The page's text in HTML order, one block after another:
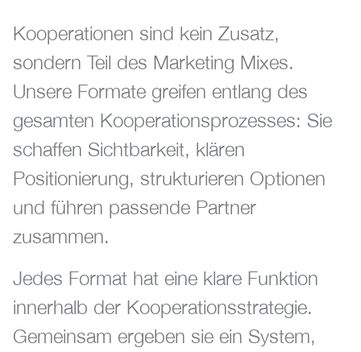
Kooperationen sind kein Zusatz,
sondern Teil des Marketing Mixes.
Unsere Formate greifen entlang des
gesamten Kooperationsprozesses: Sie
schaffen Sichtbarkeit, klären
Positionierung, strukturieren Optionen
und führen passende Partner
zusammen.
Jedes Format hat eine klare Funktion
innerhalb der Kooperationsstrategie.
Gemeinsam ergeben sie ein System,